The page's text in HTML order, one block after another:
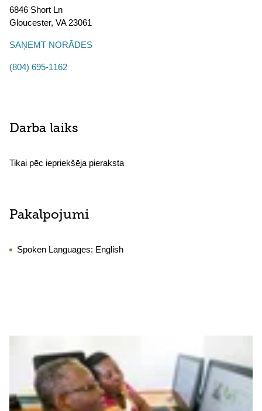
6846 Short Ln
Gloucester, VA23061
SAŅEMT NORĀDES
(804) 695-1162
Darba laiks
Tikai pēc iepriekšēja pieraksta
Pakalpojumi
Spoken Languages: English